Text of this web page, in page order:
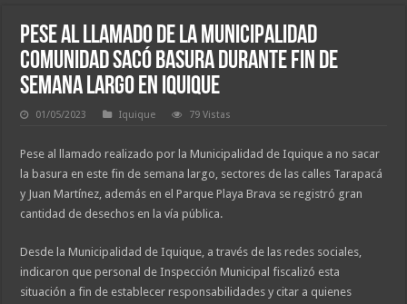
Pese al llamado de la Municipalidad
comunidad sacó basura durante fin de
semana largo en Iquique
01/05/2023 Iquique 79 Vistas
Pese al llamado realizado por la Municipalidad de Iquique a no sacar
la basura en este fin de semana largo, sectores de las calles Tarapacá
y Juan Martínez, además en el Parque Playa Brava se registró gran
cantidad de desechos en la vía pública.
Desde la Municipalidad de Iquique, a través de las redes sociales,
indicaron que personal de Inspección Municipal fiscalizó esta
situación a fin de establecer responsabilidades y citar a quienes